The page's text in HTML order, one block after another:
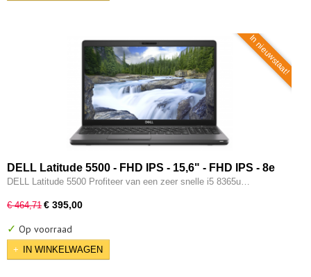
In nieuwstaat!
DELL Latitude 5500 - FHD IPS - 15,6" - FHD IPS - 8e
generatie i5 - 16GB - 256GB SSD - Type-C - Intel UHD -
DELL Latitude 5500 Profiteer van een zeer snelle i5 8365u…
€ 464,71 € 395,00
✓ Op voorraad
IN WINKELWAGEN